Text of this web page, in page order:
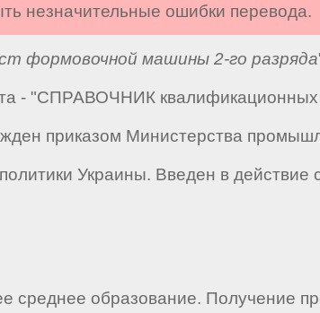
незначительные ошибки перевода.
формовочной машины 2-го разряда
- "СПРАВОЧНИК
приказом Министерства
Украины. Введен в действие
среднее образование. Получение